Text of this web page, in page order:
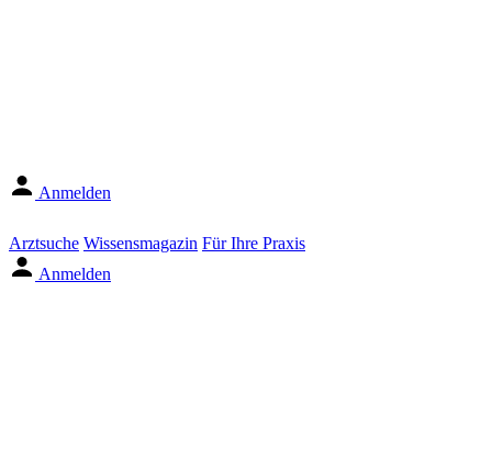
Anmelden
Arztsuche Wissensmagazin Für Ihre Praxis
Anmelden